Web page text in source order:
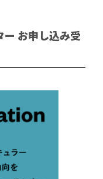
ー お申し込み受